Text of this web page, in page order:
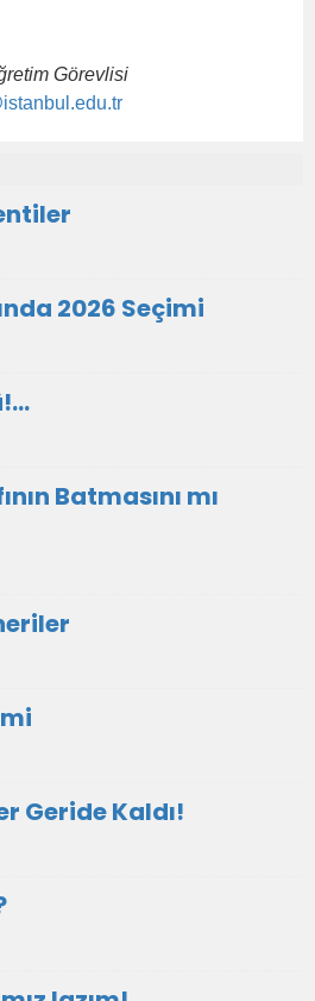
Görevlisi
2026 Seçimi
Batmasını mı
Geride Kaldı!